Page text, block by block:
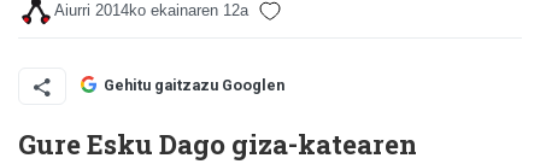
Aiurri 2014ko ekainaren 12a
Gehitu gaitzazu Googlen
Gure Esku Dago giza-katearen